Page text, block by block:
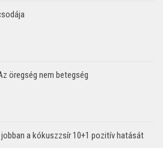
öregség nem betegség
jobban a kókuszzsír 10+1 pozitív hatását